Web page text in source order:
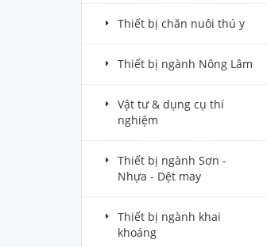
Thiết bị chăn nuôi thú y
Thiết bị ngành Nông Lâm
Vật tư & dụng cụ thí
nghiệm
Thiết bị ngành Sơn -
Nhựa - Dệt may
Thiết bị ngành khai
khoáng